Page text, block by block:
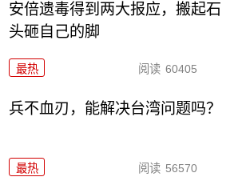
安倍遗毒得到两大报应，搬起石
头砸自己的脚
最热 阅读 60405
兵不血刃，能解决台湾问题吗？
最热 阅读 56570